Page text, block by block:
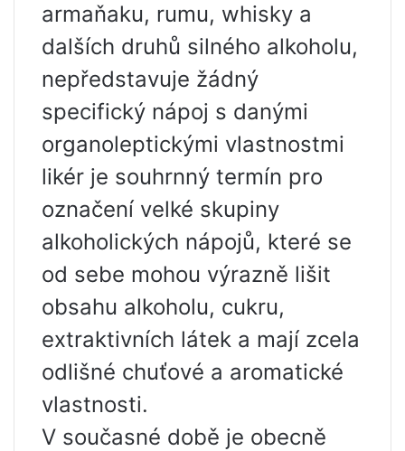
armaňaku, rumu, whisky a
dalších druhů silného alkoholu,
nepředstavuje žádný
specifický nápoj s danými
organoleptickými vlastnostmi
likér je souhrnný termín pro
označení velké skupiny
alkoholických nápojů, které se
od sebe mohou výrazně lišit
obsahu alkoholu, cukru,
extraktivních látek a mají zcela
odlišné chuťové a aromatické
vlastnosti.
V současné době je obecně